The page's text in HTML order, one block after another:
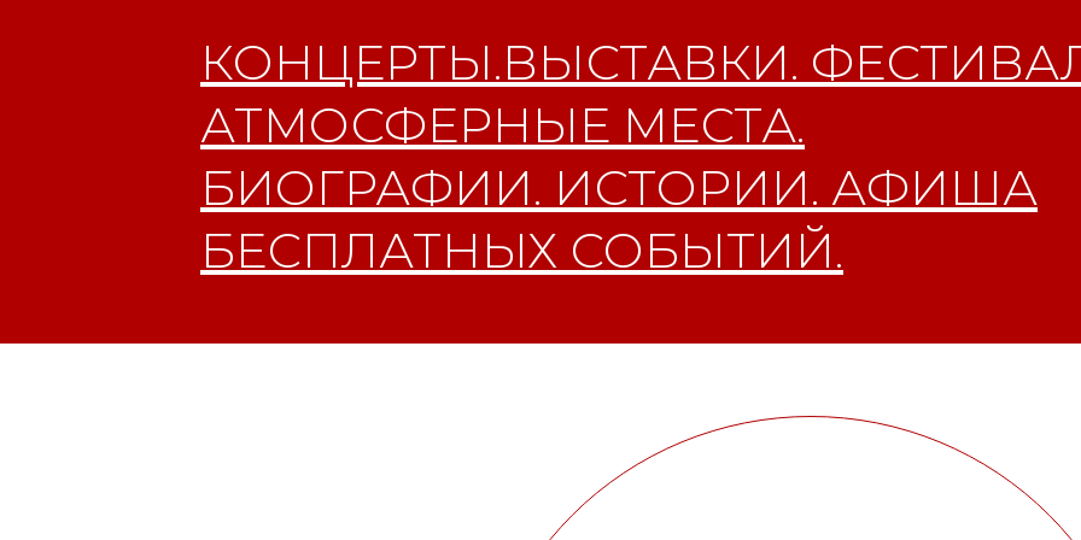
КОНЦЕРТЫ.ВЫСТАВКИ.
АТМОСФЕРНЫЕ МЕСТА.
БИОГРАФИИ. ИСТОРИИ. АФИША
БЕСПЛАТНЫХ СОБЫТИЙ.